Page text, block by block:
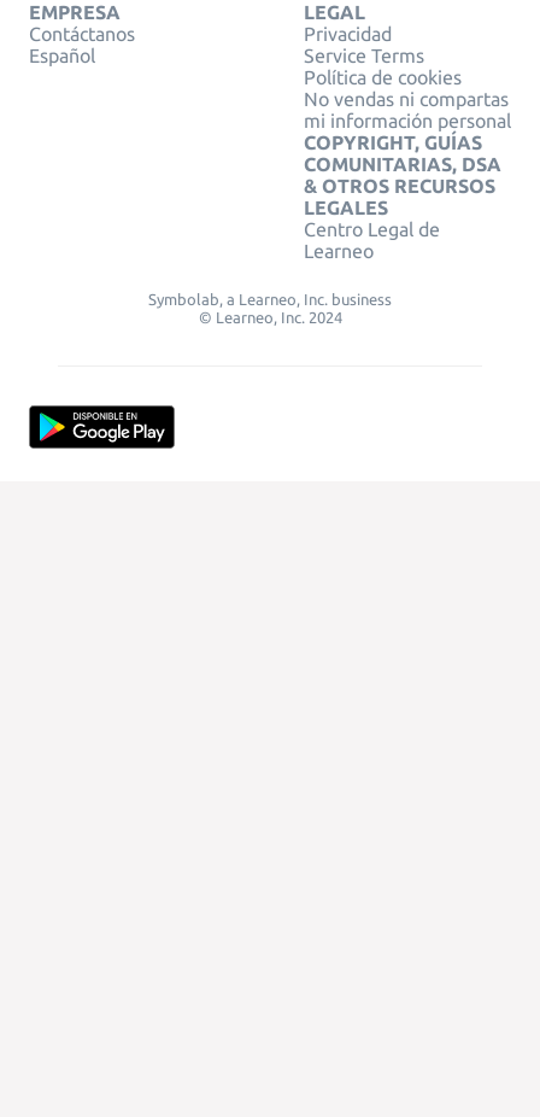
EMPRESA
Contáctanos
Español
LEGAL
Privacidad
Service Terms
Política de cookies
No vendas ni compartas
mi información personal
COPYRIGHT, GUÍAS
COMUNITARIAS, DSA
& OTROS RECURSOS
LEGALES
Centro Legal de
Learneo
Symbolab, a Learneo, Inc. business
© Learneo, Inc. 2024